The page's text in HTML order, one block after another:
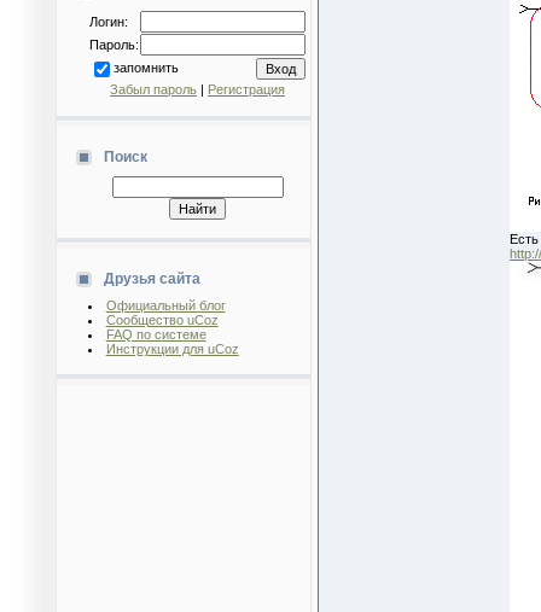
Логин:
Пароль:
запомнить
Забыл пароль | Регистрация
Поиск
Друзья сайта
Официальный блог
Сообщество uCoz
FAQ по системе
Инструкции для uCoz